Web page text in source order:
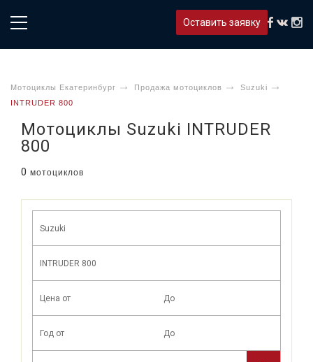
Оставить заявку
Мотоциклы Екатеринбург Продажа мотоциклов
Suzuki
INTRUDER 800
Мотоциклы Suzuki INTRUDER
800
0 мотоциклов